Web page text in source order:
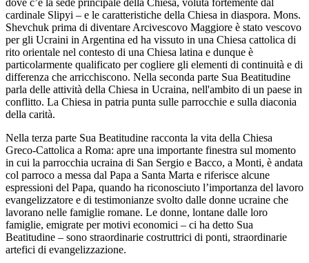
cardinale Slipyi – e le caratteristiche della Chiesa in diaspora. Mons.
Shevchuk prima di diventare Arcivescovo Maggiore è stato vescovo
per gli Ucraini in Argentina ed ha vissuto in una Chiesa cattolica di
rito orientale nel contesto di una Chiesa latina e dunque è
particolarmente qualificato per cogliere gli elementi di continuità e di
differenza che arricchiscono. Nella seconda parte Sua Beatitudine
parla delle attività della Chiesa in Ucraina, nell'ambito di un paese in
conflitto. La Chiesa in patria punta sulle parrocchie e sulla diaconia
della carità.
Nella terza parte Sua Beatitudine racconta la vita della Chiesa
Greco-Cattolica a Roma: apre una importante finestra sul momento
in cui la parrocchia ucraina di San Sergio e Bacco, a Monti, è andata
col parroco a messa dal Papa a Santa Marta e riferisce alcune
espressioni del Papa, quando ha riconosciuto l’importanza del lavoro
evangelizzatore e di testimonianze svolto dalle donne ucraine che
lavorano nelle famiglie romane. Le donne, lontane dalle loro
famiglie, emigrate per motivi economici – ci ha detto Sua
Beatitudine – sono straordinarie costruttrici di ponti, straordinarie
artefici di evangelizzazione.